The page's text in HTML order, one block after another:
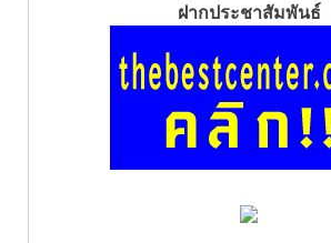
ฝากประชาสัมพันธ์